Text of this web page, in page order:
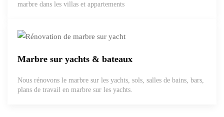
marbre dans les villas et appartements
Marbre sur yachts & bateaux
Nous rénovons le marbre sur les yachts, sols, salles de bains, bars,
plans de travail en marbre sur les yachts.